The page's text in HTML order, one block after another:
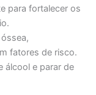
para fortalecer os
fatores de risco.
álcool e parar de